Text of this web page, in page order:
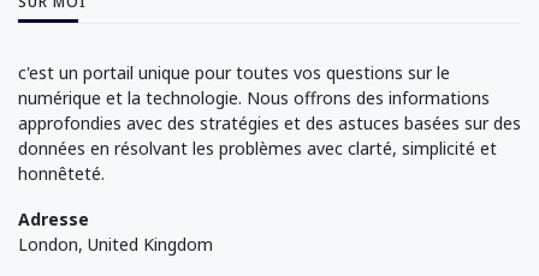
c'est un portail unique pour toutes vos questions sur le
numérique et la technologie. Nous offrons des informations
approfondies avec des stratégies et des astuces basées sur des
données en résolvant les problèmes avec clarté, simplicité et
honnêteté.
Adresse
London, United Kingdom